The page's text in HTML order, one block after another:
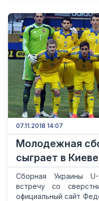
07.11.2018 14:07
Молодежная
сыграет в
Сборная Украины
встречу со
официальный сайт